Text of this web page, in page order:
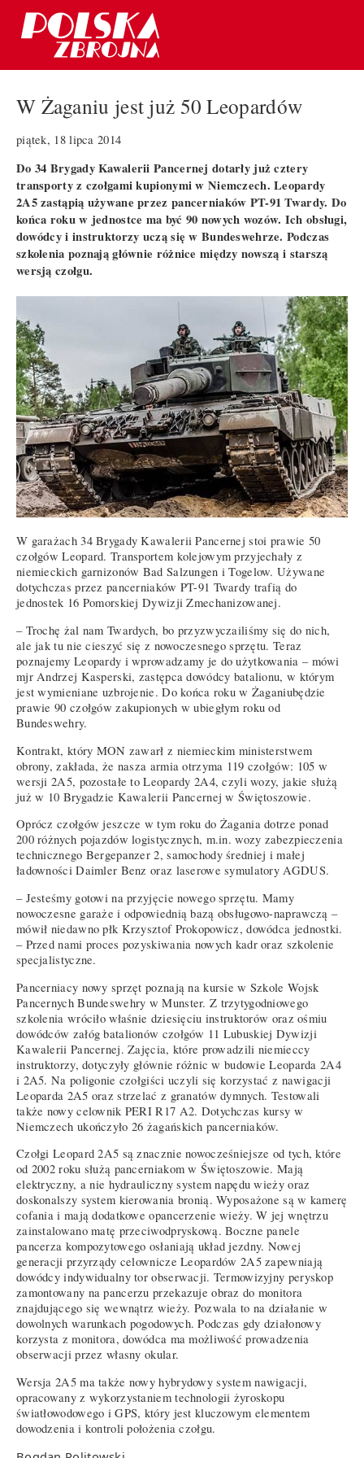
W Żaganiu jest już 50 Leopardów
piątek, 18 lipca 2014
Do 34 Brygady Kawalerii Pancernej dotarły już cztery
transporty z czołgami kupionymi w Niemczech. Leopardy
2A5 zastąpią używane przez pancerniaków PT-91 Twardy. Do
końca roku w jednostce ma być 90 nowych wozów. Ich obsługi,
dowódcy i instruktorzy uczą się w Bundeswehrze. Podczas
szkolenia poznają głównie różnice między nowszą i starszą
wersją czołgu.
W garażach 34 Brygady Kawalerii Pancernej stoi prawie 50
czołgów Leopard. Transportem kolejowym przyjechały z
niemieckich garnizonów Bad Salzungen i Togelow. Używane
dotychczas przez pancerniaków PT-91 Twardy trafią do
jednostek 16 Pomorskiej Dywizji Zmechanizowanej.
– Trochę żal nam Twardych, bo przyzwyczailiśmy się do nich,
ale jak tu nie cieszyć się z nowoczesnego sprzętu. Teraz
poznajemy Leopardy i wprowadzamy je do użytkowania – mówi
mjr Andrzej Kasperski, zastępca dowódcy batalionu, w którym
jest wymieniane uzbrojenie. Do końca roku w Żaganiubędzie
prawie 90 czołgów zakupionych w ubiegłym roku od
Bundeswehry.
Kontrakt, który MON zawarł z niemieckim ministerstwem
obrony, zakłada, że nasza armia otrzyma 119 czołgów: 105 w
wersji 2A5, pozostałe to Leopardy 2A4, czyli wozy, jakie służą
już w 10 Brygadzie Kawalerii Pancernej w Świętoszowie.
Oprócz czołgów jeszcze w tym roku do Żagania dotrze ponad
200 różnych pojazdów logistycznych, m.in. wozy zabezpieczenia
technicznego Bergepanzer 2, samochody średniej i małej
ładowności Daimler Benz oraz laserowe symulatory AGDUS.
– Jesteśmy gotowi na przyjęcie nowego sprzętu. Mamy
nowoczesne garaże i odpowiednią bazą obsługowo-naprawczą –
mówił niedawno płk Krzysztof Prokopowicz, dowódca jednostki.
– Przed nami proces pozyskiwania nowych kadr oraz szkolenie
specjalistyczne.
Pancerniacy nowy sprzęt poznają na kursie w Szkole Wojsk
Pancernych Bundeswehry w Munster. Z trzytygodniowego
szkolenia wróciło właśnie dziesięciu instruktorów oraz ośmiu
dowódców załóg batalionów czołgów 11 Lubuskiej Dywizji
Kawalerii Pancernej. Zajęcia, które prowadzili niemieccy
instruktorzy, dotyczyły głównie różnic w budowie Leoparda 2A4
i 2A5. Na poligonie czołgiści uczyli się korzystać z nawigacji
Leoparda 2A5 oraz strzelać z granatów dymnych. Testowali
także nowy celownik PERI R17 A2. Dotychczas kursy w
Niemczech ukończyło 26 żagańskich pancerniaków.
Czołgi Leopard 2A5 są znacznie nowocześniejsze od tych, które
od 2002 roku służą pancerniakom w Świętoszowie. Mają
elektryczny, a nie hydrauliczny system napędu wieży oraz
doskonalszy system kierowania bronią. Wyposażone są w kamerę
cofania i mają dodatkowe opancerzenie wieży. W jej wnętrzu
zainstalowano matę przeciwodpryskową. Boczne panele
pancerza kompozytowego osłaniają układ jezdny. Nowej
generacji przyrządy celownicze Leopardów 2A5 zapewniają
dowódcy indywidualny tor obserwacji. Termowizyjny peryskop
zamontowany na pancerzu przekazuje obraz do monitora
znajdującego się wewnątrz wieży. Pozwala to na działanie w
dowolnych warunkach pogodowych. Podczas gdy działonowy
korzysta z monitora, dowódca ma możliwość prowadzenia
obserwacji przez własny okular.
Wersja 2A5 ma także nowy hybrydowy system nawigacji,
opracowany z wykorzystaniem technologii żyroskopu
światłowodowego i GPS, który jest kluczowym elementem
dowodzenia i kontroli położenia czołgu.